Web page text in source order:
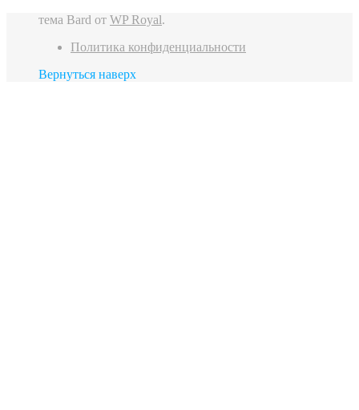
тема Bard от WP Royal.
Политика конфиденциальности
Вернуться наверх